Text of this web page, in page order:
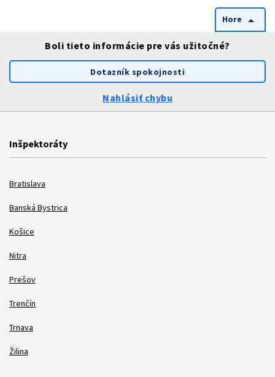
Hore arrow_drop_up
Boli tieto informácie pre vás užitočné?
Dotazník spokojnosti
Nahlásiť chybu
Inšpektoráty
Bratislava
Banská Bystrica
Košice
Nitra
Prešov
Trenčín
Trnava
Žilina